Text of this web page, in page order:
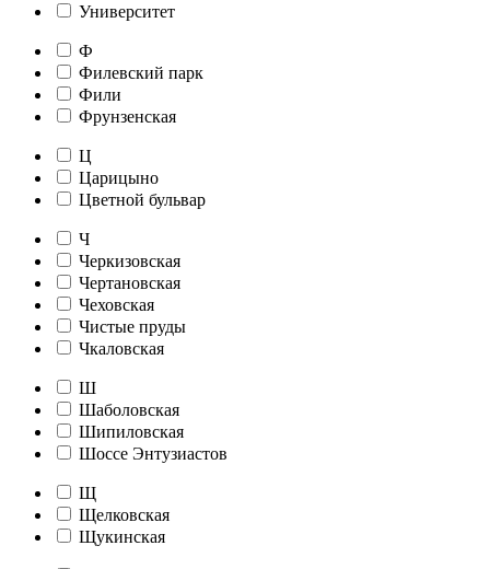
Университет
Ф
Филевский парк
Фили
Фрунзенская
Ц
Царицыно
Цветной бульвар
Ч
Черкизовская
Чертановская
Чеховская
Чистые пруды
Чкаловская
Ш
Шаболовская
Шипиловская
Шоссе Энтузиастов
Щ
Щелковская
Щукинская